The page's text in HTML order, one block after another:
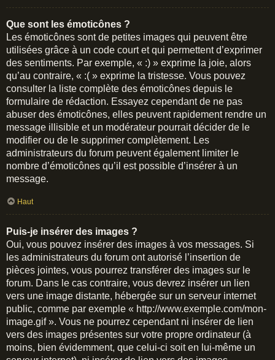
Que sont les émoticônes ?
Les émoticônes sont de petites images qui peuvent être
utilisées grâce à un code court et qui permettent d’exprimer
des sentiments. Par exemple, « :) » exprime la joie, alors
qu’au contraire, « :( » exprime la tristesse. Vous pouvez
consulter la liste complète des émoticônes depuis le
formulaire de rédaction. Essayez cependant de ne pas
abuser des émoticônes, elles peuvent rapidement rendre un
message illisible et un modérateur pourrait décider de le
modifier ou de le supprimer complètement. Les
administrateurs du forum peuvent également limiter le
nombre d’émoticônes qu’il est possible d’insérer à un
message.
Haut
Puis-je insérer des images ?
Oui, vous pouvez insérer des images à vos messages. Si
les administrateurs du forum ont autorisé l’insertion de
pièces jointes, vous pourrez transférer des images sur le
forum. Dans le cas contraire, vous devrez insérer un lien
vers une image distante, hébergée sur un serveur internet
public, comme par exemple « http://www.exemple.com/mon-
image.gif ». Vous ne pourrez cependant ni insérer de lien
vers des images présentes sur votre propre ordinateur (à
moins, bien évidemment, que celui-ci soit en lui-même un